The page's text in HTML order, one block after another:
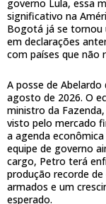
governo Lula, essa
significativo na
Bogotá já se tornou
em declarações
com países que não
A posse de
agosto de 2026. O
ministro da
visto pelo mercado
a agenda
equipe de governo
cargo, Petro terá
produção recorde
armados e um
esperado.